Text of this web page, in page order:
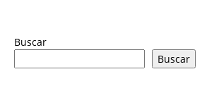
Buscar
Buscar